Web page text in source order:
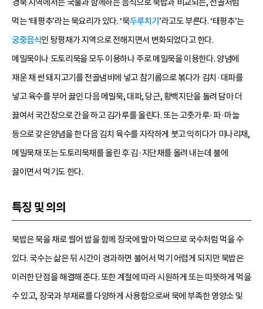
경북 지역에서는 국물과 함께하는 음식으로 묵밥과 비교되는, 전골처럼
먹는 ‘태평추’라는 묵요리가 있다. ‘묵두루치기’라고도 부른다. ‘태평추’는
궁중음식인 탕평채가 지역으로 전해지면서 변화되었다고 한다.
메밀묵이나 도토리묵을 모두 이용하나 주로 메밀묵을 이용한다. 양념에
재운 채 썬 돼지고기를 전골냄비에 넣고 참기름으로 볶다가 김치·대파를
넣고 육수를 부어 끓인 다음 메밀묵, 대파, 당근, 황백지단을 돌려 담아 더
끓여서 국간장으로 간을 하고 김가루를 올린다. 또는 고춧가루·파·마늘
등으로 갖은양념을 한 다음 김치 육수를 자작하게 붓고 익히다가 미나리채,
메밀묵채 또는 도토리묵채를 올린 후 김·지단채를 올려 내는데 불에
끓이면서 먹기도 한다.
특징 및 의의
묵밥은 묵을 채로 썰어 밥을 함께 장국에 말아 먹으므로 국수처럼 먹을 수
있다. 국수는 삶은 뒤 시간이 경과하면 불어서 먹기 어렵게 되지만 묵밥은
이러한 단점을 해결해 준다. 또한 계절에 따라 시원하게 또는 따뜻하게 먹을
수 있고, 장국과 부재료를 다양하게 사용함으로써 묵에 부족한 영양소 및